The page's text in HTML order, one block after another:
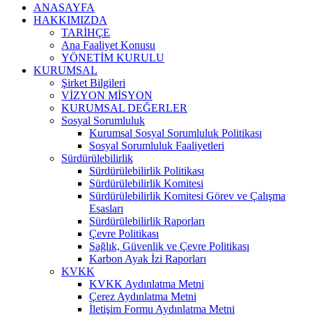
ANASAYFA
HAKKIMIZDA
TARİHÇE
Ana Faaliyet Konusu
YÖNETİM KURULU
KURUMSAL
Şirket Bilgileri
VİZYON MİSYON
KURUMSAL DEĞERLER
Sosyal Sorumluluk
Kurumsal Sosyal Sorumluluk Politikası
Sosyal Sorumluluk Faaliyetleri
Sürdürülebilirlik
Sürdürülebilirlik Politikası
Sürdürülebilirlik Komitesi
Sürdürülebilirlik Komitesi Görev ve Çalışma
Esasları
Sürdürülebilirlik Raporları
Çevre Politikası
Sağlık, Güvenlik ve Çevre Politikası
Karbon Ayak İzi Raporları
KVKK
KVKK Aydınlatma Metni
Çerez Aydınlatma Metni
İletişim Formu Aydınlatma Metni